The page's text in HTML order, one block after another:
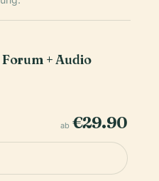
+ Audio
ab €29.90